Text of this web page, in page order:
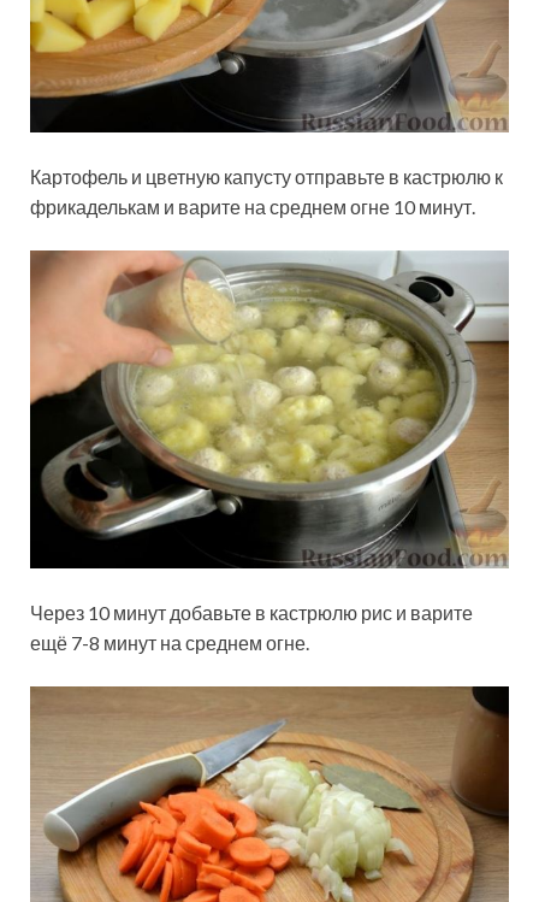
Картофель и цветную капусту отправьте в кастрюлю к
фрикаделькам и варите на среднем огне 10 минут.
Через 10 минут добавьте в кастрюлю рис и варите
ещё 7-8 минут на среднем огне.